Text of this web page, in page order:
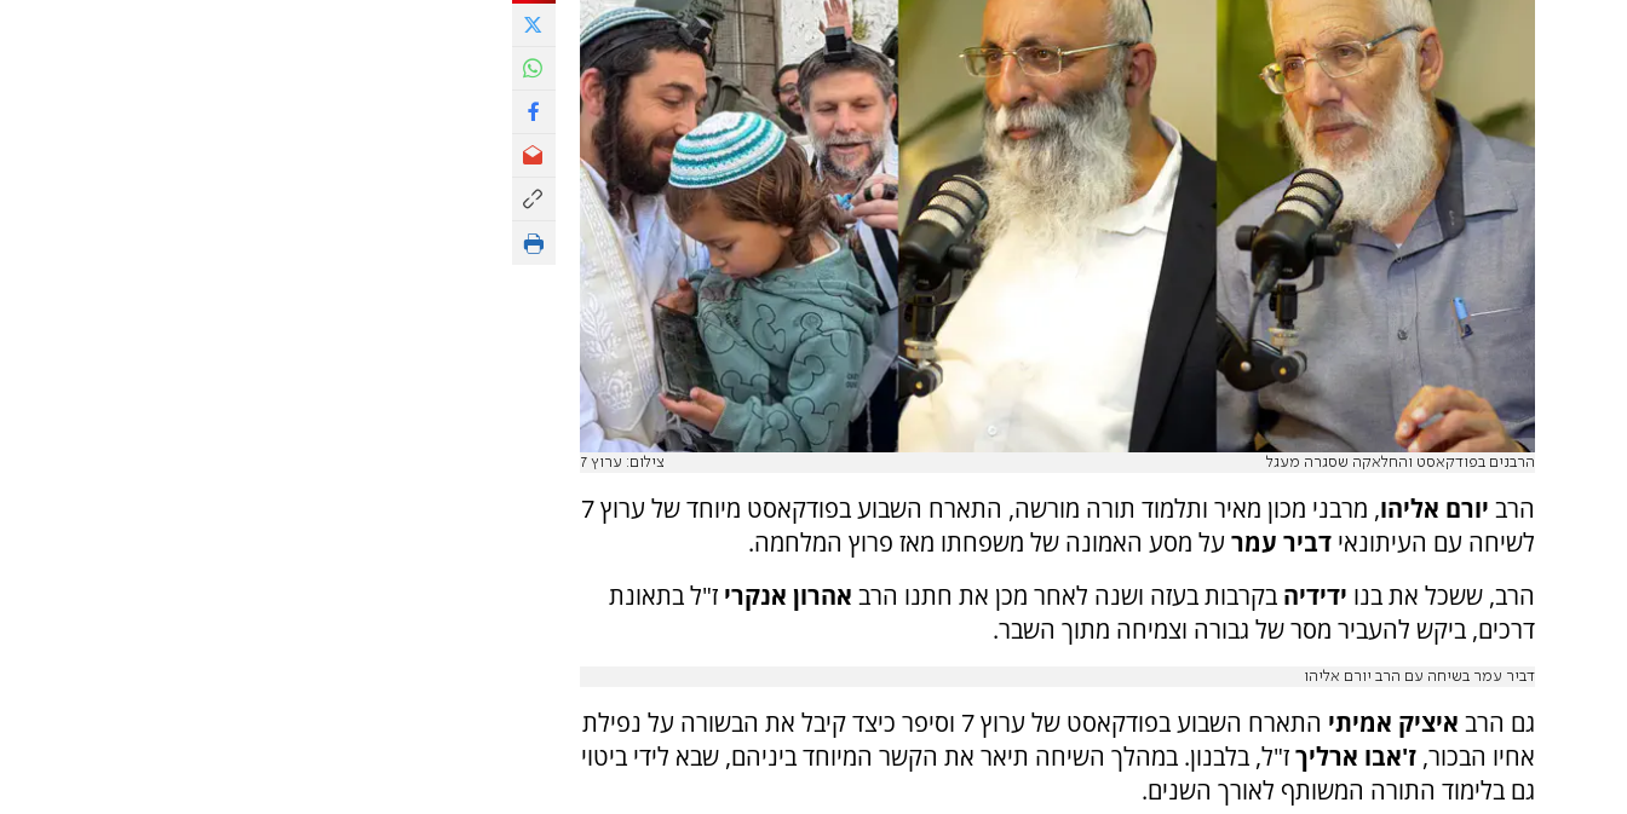
הרבנים בפודקאסט והחלאקה שסגרה מעגל צילום: ערוץ 7
הרב יורם אליהו
, מרבני מכון מאיר ותלמוד תורה מורשה, התארח השבוע בפודקאסט מיוחד של ערוץ 7
לשיחה עם העיתונאי דביר עמר על מסע האמונה של משפחתו מאז פרוץ המלחמה.
הרב, ששכל את בנו ידידיה בקרבות בעזה ושנה לאחר מכן את חתנו הרב אהרון אנקרי ז"ל בתאונת
דרכים, ביקש להעביר מסר של גבורה וצמיחה מתוך השבר.
דביר עמר בשיחה עם הרב יורם אליהו
גם הרב איציק אמיתי
התארח השבוע בפודקאסט של ערוץ 7 וסיפר כיצד קיבל את הבשורה על נפילת
אחיו הבכור, ז'אבו ארליךז"ל, בלבנון. במהלך השיחה תיאר את הקשר המיוחד ביניהם, שבא לידי ביטוי
גם בלימוד התורה המשותף לאורך השנים.